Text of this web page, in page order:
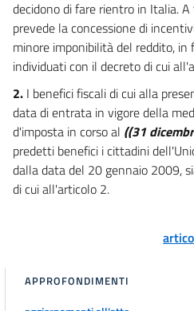
decidono di fare rientro in Italia.
prevede la concessione di
minore imponibilità del reddito, in
individuati con il decreto di cui
2. I benefici fiscali di cui alla
data di entrata in vigore della
d'imposta in corso al ((31
predetti benefici i cittadini
dalla data del 20 gennaio 2009,
di cui all'articolo 2.
APPROFONDIMENTI